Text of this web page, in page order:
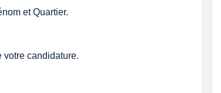
et Quartier.
votre candidature.